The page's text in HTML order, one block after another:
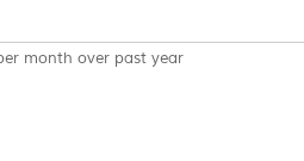
month over past year